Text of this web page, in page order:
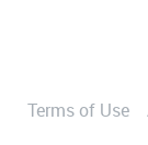
Terms of Use